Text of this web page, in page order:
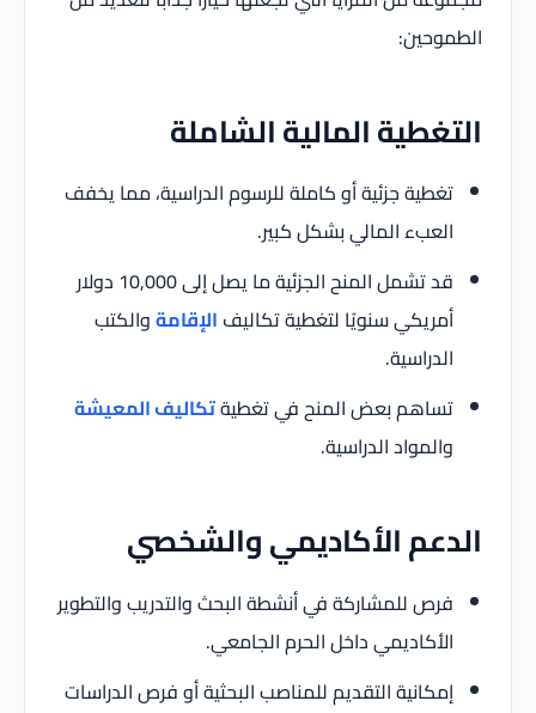
الطموحين:
التغطية المالية الشاملة
تغطية جزئية أو كاملة للرسوم الدراسية، مما يخفف
العبء المالي بشكل كبير.
قد تشمل المنح الجزئية ما يصل إلى 10,000 دولار
أمريكي سنويًا لتغطية تكاليفالإقامةوالكتب
الدراسية.
تساهم بعض المنح في تغطيةتكاليف المعيشة
والمواد الدراسية.
الدعم الأكاديمي والشخصي
فرص للمشاركة في أنشطة البحث والتدريب والتطوير
الأكاديمي داخل الحرم الجامعي.
إمكانية التقديم للمناصب البحثية أو فرص الدراسات